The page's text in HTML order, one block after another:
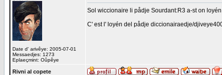
Date d' arivêye: 2005-07-01
Messaedjes: 1273
Eplaeçmint: Oûpêye
Sol wiccionaire li pådje Sourdant:R3 a-st on
C' est l' loyén del pådje diccionairaedje/
Rivni al copete